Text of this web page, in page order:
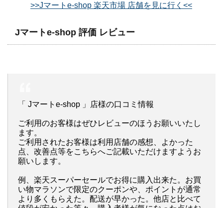
>>Jマートe-shop 楽天市場 店舗を見に行く<<
Jマートe-shop 評価 レビュー
「 Jマートe-shop 」店様の口コミ情報
ご利用のお客様はぜひレビューのほうお願いいたし
ます。
ご利用されたお客様は利用店舗の感想、よかった
点、改善点等をこちらへご記載いただけますようお
願いします。
例、楽天スーパーセールでお得に購入出来た。お買
い物マラソンで限定のクーポンや、ポイントが通常
より多くもらえた。配送が早かった。他店と比べて